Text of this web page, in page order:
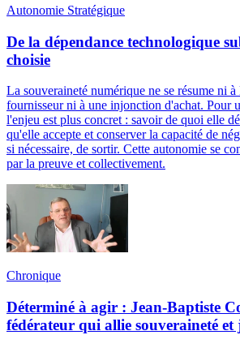
Autonomie Stratégique
De la dépendance technologique
choisie
La souveraineté numérique ne se résume ni
fournisseur ni à une injonction d'achat. Pour
l'enjeu est plus concret : savoir de quoi elle
qu'elle accepte et conserver la capacité de
si nécessaire, de sortir. Cette autonomie se
par la preuve et collectivement.
Chronique
Déterminé à agir : Jean-Baptiste
fédérateur qui allie souveraineté et